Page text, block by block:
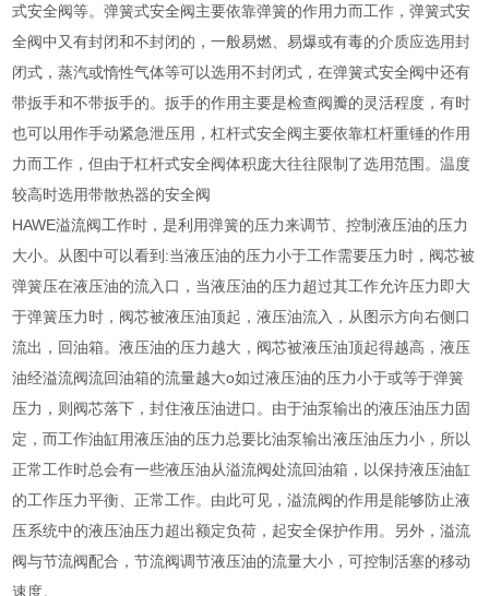
式安全阀等。弹簧式安全阀主要依靠弹簧的作用力而工作，弹簧式安
全阀中又有封闭和不封闭的，一般易燃、易爆或有毒的介质应选用封
闭式，蒸汽或惰性气体等可以选用不封闭式，在弹簧式安全阀中还有
带扳手和不带扳手的。扳手的作用主要是检查阀瓣的灵活程度，有时
也可以用作手动紧急泄压用，杠杆式安全阀主要依靠杠杆重锤的作用
力而工作，但由于杠杆式安全阀体积庞大往往限制了选用范围。温度
较高时选用带散热器的安全阀
HAWE溢流阀工作时，是利用弹簧的压力来调节、控制液压油的压力
大小。从图中可以看到:当液压油的压力小于工作需要压力时，阀芯被
弹簧压在液压油的流入口，当液压油的压力超过其工作允许压力即大
于弹簧压力时，阀芯被液压油顶起，液压油流入，从图示方向右侧口
流出，回油箱。液压油的压力越大，阀芯被液压油顶起得越高，液压
油经溢流阀流回油箱的流量越大o如过液压油的压力小于或等于弹簧
压力，则阀芯落下，封住液压油进口。由于油泵输出的液压油压力固
定，而工作油缸用液压油的压力总要比油泵输出液压油压力小，所以
正常工作时总会有一些液压油从溢流阀处流回油箱，以保持液压油缸
的工作压力平衡、正常工作。由此可见，溢流阀的作用是能够防止液
压系统中的液压油压力超出额定负荷，起安全保护作用。另外，溢流
阀与节流阀配合，节流阀调节液压油的流量大小，可控制活塞的移动
速度。